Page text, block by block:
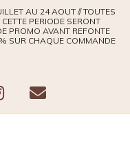
AU 24 AOUT // TOUTES
PERIODE SERONT
PROMO AVANT REFONTE
SUR CHAQUE COMMANDE
E